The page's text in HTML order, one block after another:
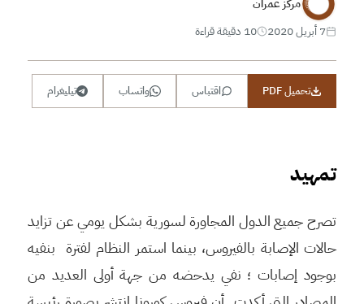
مركز عمران
7 أبريل 2020
10 دقيقة قراءة
تحميل PDF اقتباس واتساب تيليغرام
تمهيد
تصرح جميع الدول المجاورة لسورية بشكل يومي عن تزايد
حالات الإصابة بالفيروس، بينما استمر النظام لفترة بنفيه
بوجود إصابات ؛ نفي يدحضه من جهة أولى العديد من